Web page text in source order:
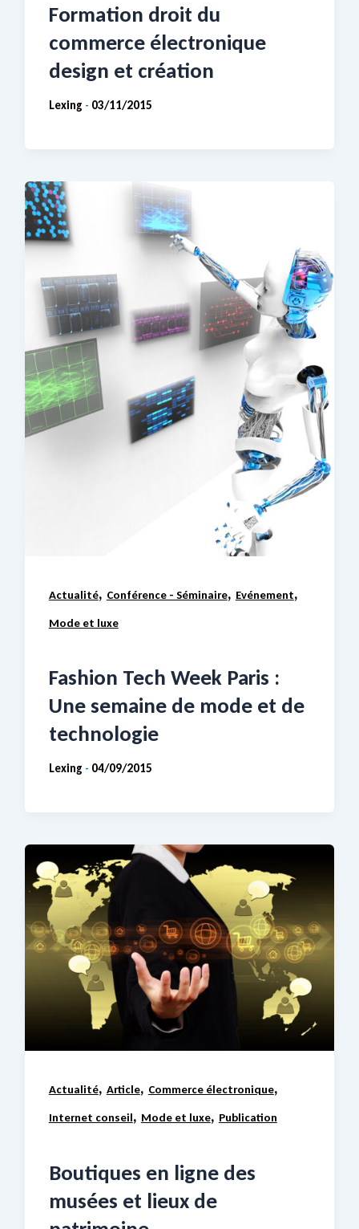
Formation droit du
commerce électronique
design et création
Lexing - 03/11/2015
Actualité, Conférence - Séminaire, Evénement,
Mode et luxe
Fashion Tech Week Paris :
Une semaine de mode et de
technologie
Lexing - 04/09/2015
Actualité, Article, Commerce électronique,
Internet conseil, Mode et luxe, Publication
Boutiques en ligne des
musées et lieux de